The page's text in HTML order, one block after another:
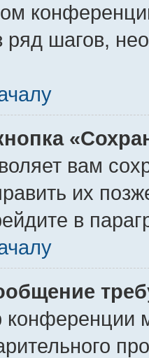
ряд шагов,
вам
их
в
конференции